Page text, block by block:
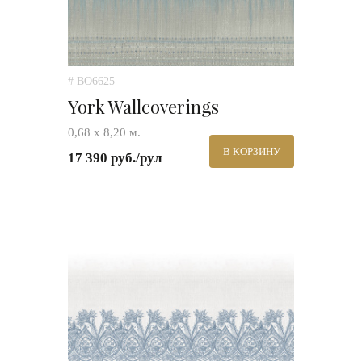
# BO6625
York Wallcoverings
0,68 х 8,20 м.
17 390 руб./рул В КОРЗИНУ